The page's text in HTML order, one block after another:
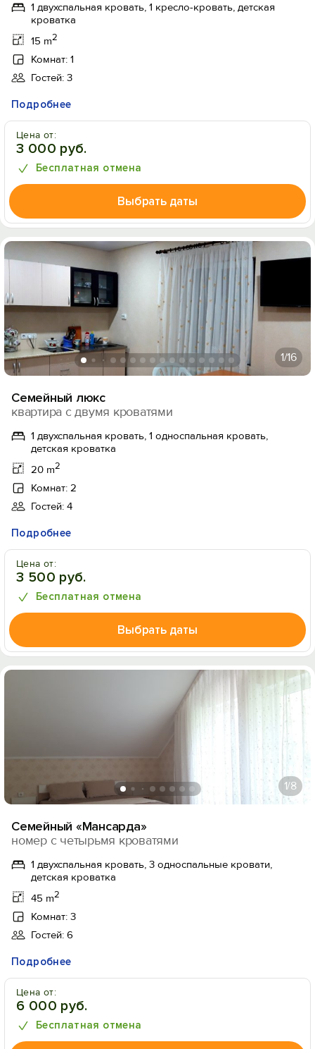
1 двухспальная кровать, 1 кресло-кровать, детская
кроватка
15 m2
Комнат: 1
Гостей: 3
Подробнее
Цена от:
3 000 руб.
Бесплатная отмена
Выбрать даты
1/16
Семейный люкс
квартира с двумя кроватями
1 двухспальная кровать, 1 односпальная кровать,
детская кроватка
20 m2
Комнат: 2
Гостей: 4
Подробнее
Цена от:
3 500 руб.
Бесплатная отмена
Выбрать даты
1/8
Семейный «Мансарда»
номер с четырьмя кроватями
1 двухспальная кровать, 3 односпальные кровати,
детская кроватка
45 m2
Комнат: 3
Гостей: 6
Подробнее
Цена от:
6 000 руб.
Бесплатная отмена